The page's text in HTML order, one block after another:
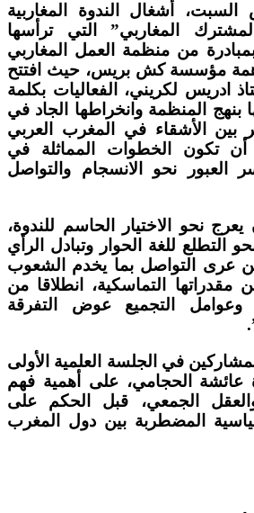
أشغال الندوة المغاربية
المغاربي” التي ترأسها
بمبادرة من منظمة العمل المغاربي
مؤسسة كش بريس، حيث افتتح
ادريس لكريني، الفعاليات بكلمة
بنهج المنظمة وانخراطها الجاد في
بين الأشقاء في المغرب العربي
أن تكون الخطوات المماثلة في
العبور نحو الانسجام والتواصل
نحو الاختيار الحاسم للندوة،
التطلع للغة الحوار وتبادل الرأي
عرى التواصل بما يخدم الشعوب
مقدراتها التماسكية، انطلاقا من
وعوامل التجميع عوض التفرقة
في الجلسة العلمية الأولى
عائشة الحجامي، على أهمية فهم
والعقل الجمعي، قبل الحكم على
المضطربة بين دول المغرب